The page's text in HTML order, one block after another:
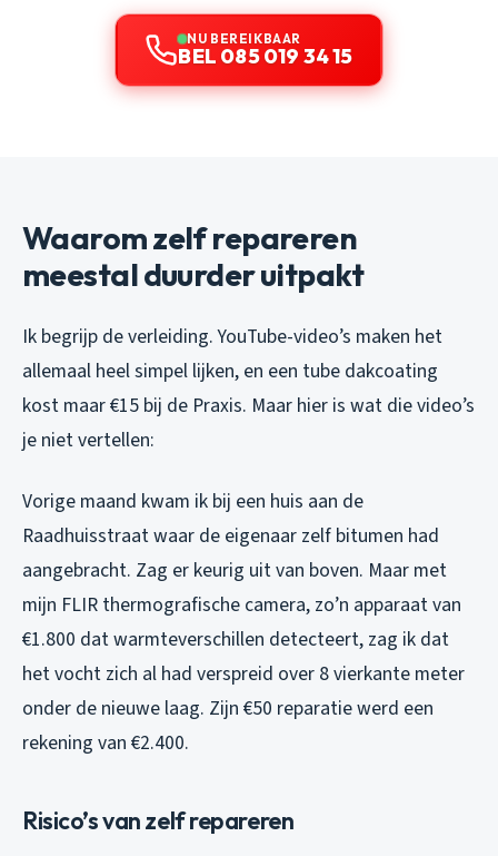
NU BEREIKBAAR
BEL 085 019 34 15
Waarom zelf repareren
meestal duurder uitpakt
Ik begrijp de verleiding. YouTube-video’s maken het
allemaal heel simpel lijken, en een tube dakcoating
kost maar €15 bij de Praxis. Maar hier is wat die video’s
je niet vertellen:
Vorige maand kwam ik bij een huis aan de
Raadhuisstraat waar de eigenaar zelf bitumen had
aangebracht. Zag er keurig uit van boven. Maar met
mijn FLIR thermografische camera, zo’n apparaat van
€1.800 dat warmteverschillen detecteert, zag ik dat
het vocht zich al had verspreid over 8 vierkante meter
onder de nieuwe laag. Zijn €50 reparatie werd een
rekening van €2.400.
Risico’s van zelf repareren